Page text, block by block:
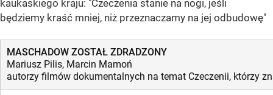
kaukaskiego kraju: "Czeczenia stanie na nogi, jeśli
będziemy kraść mniej, niż przeznaczamy na jej odbudowę"
MASCHADOW ZOSTAŁ ZDRADZONY
Mariusz Pilis, Marcin Mamoń
autorzy filmów dokumentalnych na temat Czeczenii, którzy